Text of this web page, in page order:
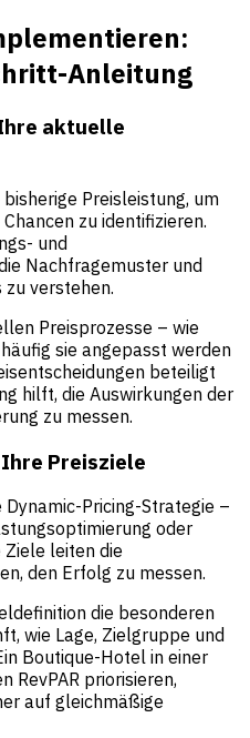
Anleitung
aktuelle
Preisleistung, um
zu identifizieren.
und
Nachfragemuster und
verstehen.
Preisprozesse – wie
sie angepasst werden
beteiligt
hilft, die Auswirkungen der
zu messen.
Preisziele
Pricing-Strategie –
oder
leiten die
den Erfolg zu messen.
die besonderen
wie Lage, Zielgruppe und
Boutique-Hotel in einer
RevPAR priorisieren,
auf gleichmäßige